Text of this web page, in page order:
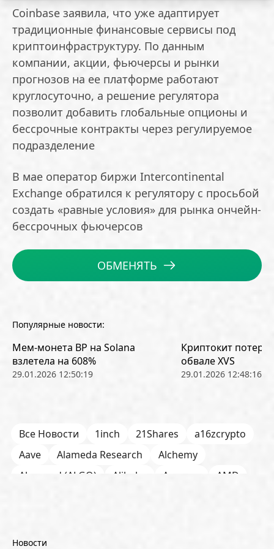
Coinbase заявила, что уже адаптирует
традиционные финансовые сервисы под
криптоинфраструктуру. По данным
компании, акции, фьючерсы и рынки
прогнозов на ее платформе работают
круглосуточно, а решение регулятора
позволит добавить глобальные опционы и
бессрочные контракты через регулируемое
подразделение
В мае оператор биржи Intercontinental
Exchange обратился к регулятору с просьбой
создать «равные условия» для рынка ончейн-
бессрочных фьючерсов
ОБМЕНЯТЬ
Популярные новости:
Мем-монета BP на Solana
взлетела на 608%
29.01.2026 12:50:19
Криптокит
обвале XVS
29.01.2026 12:48:16
Все Новости 1inch 21Shares
a16zcrypto
Aave
Alameda Research
Alchemy
Algorand (ALGO)
Alibaba Amazon
AMD
Aster
Новости